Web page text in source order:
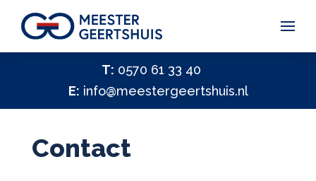
Vakantiegeld Samen Delen 2026
Hulp nodig?
Help ons helpen
T: 0570 61 33 40
E: info@meestergeertshuis.nl
Contact